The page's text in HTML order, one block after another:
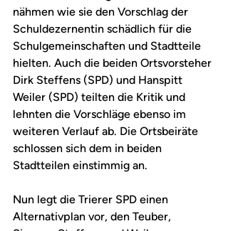
nähmen wie sie den Vorschlag der
Schuldezernentin schädlich für die
Schulgemeinschaften und Stadtteile
hielten. Auch die beiden Ortsvorsteher
Dirk Steffens (SPD) und Hanspitt
Weiler (SPD) teilten die Kritik und
lehnten die Vorschläge ebenso im
weiteren Verlauf ab. Die Ortsbeiräte
schlossen sich dem in beiden
Stadtteilen einstimmig an.
Nun legt die Trierer SPD einen
Alternativplan vor, den Teuber,